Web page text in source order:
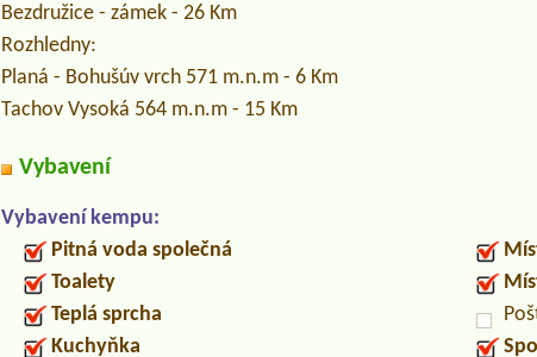
Bezdružice - zámek - 26 Km
Rozhledny:
Planá - Bohušúv vrch 571 m.n.m - 6 Km
Tachov Vysoká 564 m.n.m - 15 Km
Vybavení
Vybavení kempu:
Pitná voda společná
Toalety
Teplá sprcha
Kuchyňka